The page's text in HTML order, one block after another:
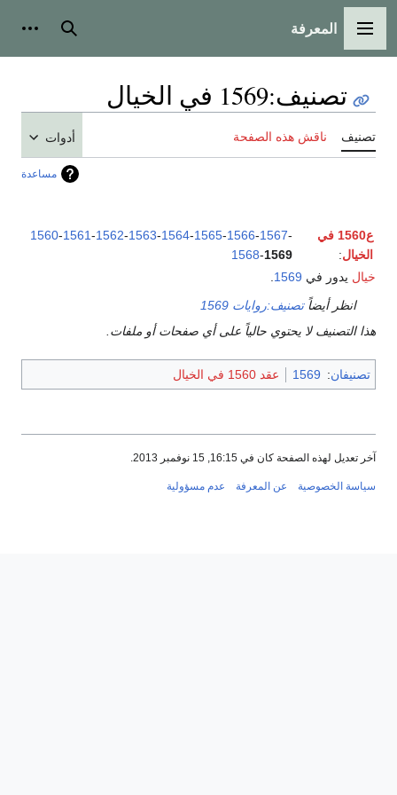
القائمة الرئيسية
المعرفة بحث
تصنيف:1569 في الخيال
تصنيف ناقش هذه الصفحة أدوات
مساعدة
ع1560 في
الخيال:
1560-1561-1562-1563-1564-1565-1566-1567-
1568-1569
خيال يدور في 1569
انظر أيضاًتصنيف:روايات 1569
هذا التصنيف لا يحتوي حالياً على أي صفحات أو ملفات.
تصنيفان:
1569 عقد 1560 في الخيال
آخر تعديل لهذه الصفحة كان في 16:15, 15 نوفمبر 2013.
سياسة الخصوصية عن المعرفة عدم مسؤولية